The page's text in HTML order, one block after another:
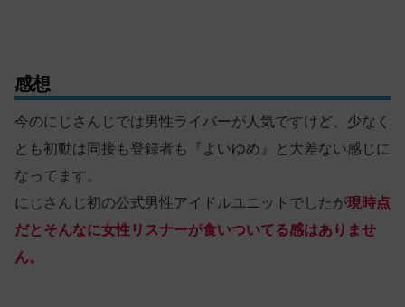
感想
今のにじさんじでは男性ライバーが人気ですけど、少なく
とも初動は同接も登録者も『よいゆめ』と大差ない感じに
なってます。
にじさんじ初の公式男性アイドルユニットでしたが現時点
だとそんなに女性リスナーが食いついてる感はありませ
ん。